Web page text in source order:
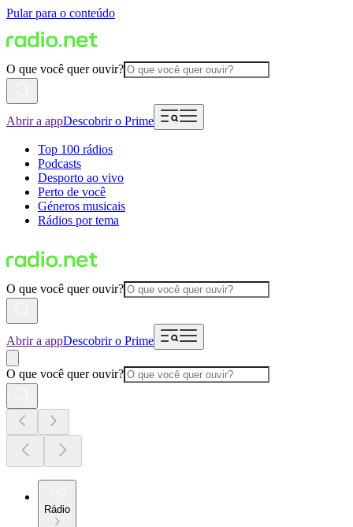
Pular para o conteúdo
O que você quer ouvir?
Abrir a appDescobrir o Prime
Top 100 rádios
Podcasts
Desporto ao vivo
Perto de você
Géneros musicais
Rádios por tema
O que você quer ouvir?
Abrir a appDescobrir o Prime
O que você quer ouvir?
Rádio